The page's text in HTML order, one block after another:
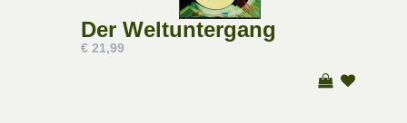
Der Weltuntergang
€ 21,99